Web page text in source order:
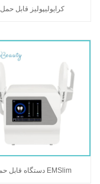
کرایولیپولیز قابل حمل
دستگاه قابل حمل EMSlim